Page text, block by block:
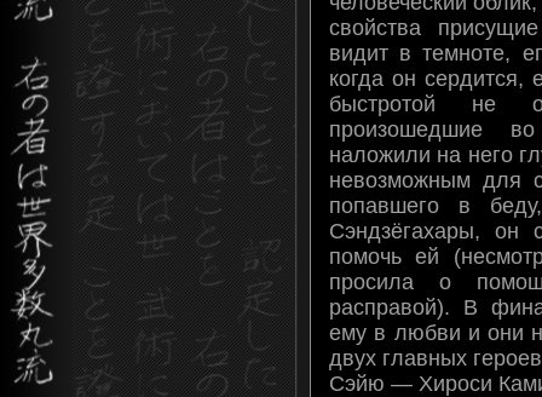
свойства
видит в темноте,
когда он сердится,
быстротой не
произошедшие
наложили на него
невозможным для
попавшего в
Сэндзёгахары, он
помочь ей
просила о
расправой). В
ему в любви и они
двух главных
Сэйю — Хироси